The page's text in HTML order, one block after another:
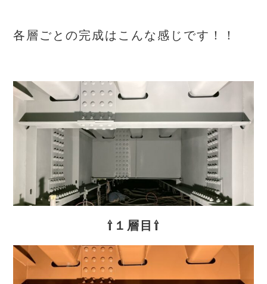
各層ごとの完成はこんな感じです！！
⇧１層目⇧